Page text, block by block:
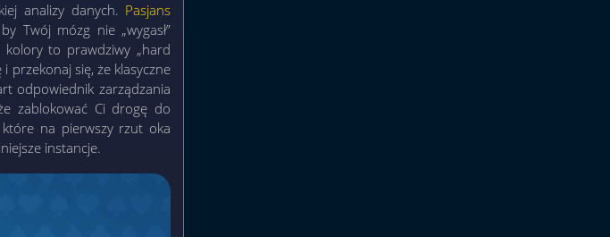
analizy danych. Pasjans
Twój mózg nie „wygasł”
kolory to prawdziwy „hard
przekonaj się, że klasyczne
odpowiednik zarządzania
zablokować Ci drogę do
które na pierwszy rzut oka
instancje.